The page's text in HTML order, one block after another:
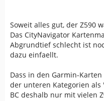
Soweit alles gut, der Z590
Das CityNavigator
Abgrundtief schlecht ist
dazu einfaellt.
Dass in den Garmin-
der unteren Kategorien
BC deshalb nur mit vielen